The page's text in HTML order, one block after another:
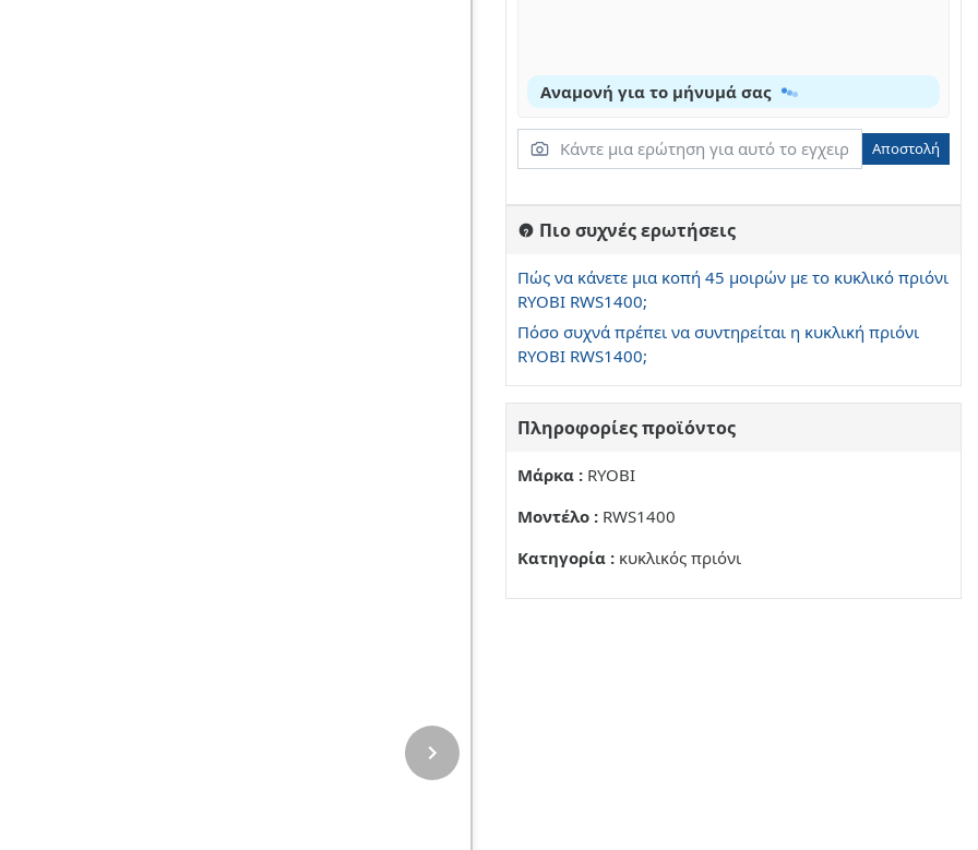
Αναμονή για το μήνυμά σας
Αποστολή
Πιο συχνές ερωτήσεις
Πώς να κάνετε μια κοπή 45 μοιρών με το κυκλικό πριόνι
RYOBI RWS1400;
Πόσο συχνά πρέπει να συντηρείται η κυκλική πριόνι
RYOBI RWS1400;
Πληροφορίες προϊόντος
Μάρκα : RYOBI
Μοντέλο : RWS1400
Κατηγορία : κυκλικός πριόνι